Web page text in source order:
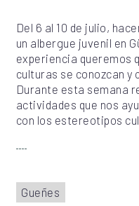
Del 6 al 10 de julio,
un albergue juvenil en
experiencia queremos
culturas se conozcan y
Durante esta semana
actividades que nos
con los estereotipos
Gueñes